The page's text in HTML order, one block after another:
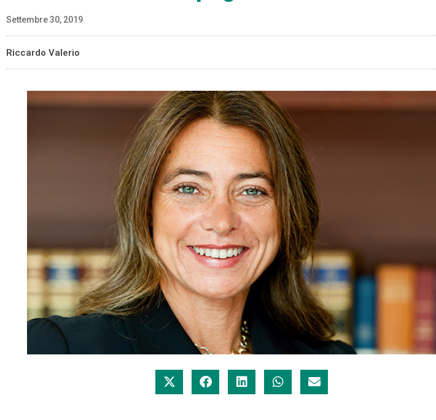
Settembre 30, 2019
Riccardo Valerio